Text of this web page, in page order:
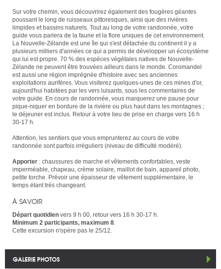
Sur votre chemin, vous découvrirez également des fougères géantes
poussant le long de ruisseaux pittoresques, ainsi que des rivières
limpides et bassins naturels. Tout au long de votre randonnée, votre
guide vous parlera de la faune et la flore uniques de cet environnement.
La Nouvelle-Zélande est une île qui s'est détachée du continent il y a
plusieurs milliers d'années ce qui a permis de développer un écosystème
qui lui est propre. 70 % des espèces végétales natives de Nouvelle-
Zélande ne peuvent être trouvées ailleurs dans le monde. Coromandel
est aussi une région imprégnée d'histoire avec ses anciennes
exploitations aurifères. Vous visiterez quelques-unes de ces mines d'or,
aujourd'hui habitées par les vers luisants, sous les commentaires de
votre guide. En cours de randonnée, vous marquerez une pause pour
pique-niquer en bordure de la rivière ou plus haut dans les montagnes ;
le déjeuner est inclus. Retour à votre lieu de prise en charge vers 16 h
30-17 h.
Attention, les sentiers que vous emprunterez au cours de votre
randonnée sont parfois irréguliers (niveau de difficulté modéré).
Apporter : chaussures de marche et vêtements confortables, veste
imperméable, chapeau, crème solaire, maillot de bain, appareil photo,
petite torche. Prévoir une épaisseur de vêtement supplémentaire, le
temps étant très changeant.
À SAVOIR
Départ quotidien vers 9 h 00, retour vers 16 h 30-17 h.
Minimum 2 participants, maximum 8
Cette excursion n'opère pas le 25/12.
GALERIE PHOTOS